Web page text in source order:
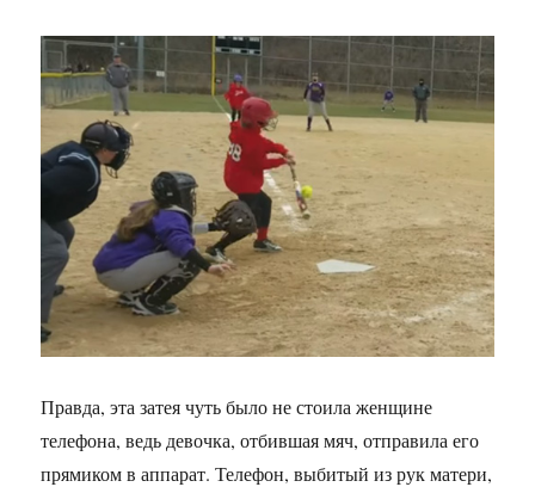
Правда, эта затея чуть было не стоила женщине
телефона, ведь девочка, отбившая мяч, отправила его
прямиком в аппарат. Телефон, выбитый из рук матери,